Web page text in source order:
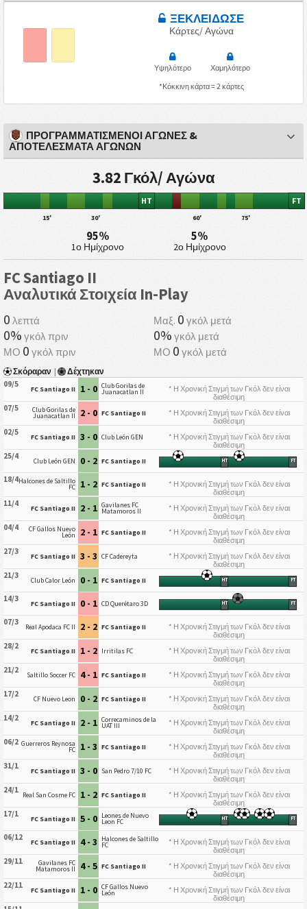
ΞΕΚΛΕΙΔΩΣΕ
Κάρτες/ Αγώνα
Υψηλότερο
Χαμηλότερο
*Κόκκινη κάρτα = 2 κάρτες
ΠΡΟΓΡΑΜΜΑΤΙΣΜΕΝΟΙ ΑΓΩΝΕΣ &
ΑΠΟΤΕΛΕΣΜΑΤΑ ΑΓΩΝΩΝ
3.82 Γκόλ/ Αγώνα
15' 30'
HT
60' 75'
FT
95%
1ο Ημίχρονο
5%
2ο Ημίχρονο
FC Santiago II
Αναλυτικά Στοιχεία In-Play
0 λεπτά Μαξ. 0 γκόλ μετά
0% γκόλ πριν 0% γκόλ μετά
ΜΟ 0 γκόλ πριν ΜΟ 0 γκόλ μετά
Σκόραραν | Δέχτηκαν
09/5 FC Santiago II 1 - 0 Club Gorilas de
Juanacatlan II
* Η Χρονική Στιγμή των Γκόλ δεν είναι
διαθέσιμη
07/5
Club Gorilas de
Juanacatlan II 2 - 0 FC Santiago II
* Η Χρονική Στιγμή των Γκόλ δεν είναι
διαθέσιμη
02/5
FC Santiago II 3 - 0 Club León GEN
* Η Χρονική Στιγμή των Γκόλ δεν είναι
διαθέσιμη
25/4
Club León GEN 0 - 2 FC Santiago II HT FT
18/4Halcones de Saltillo
FC 1 - 2 FC Santiago II
* Η Χρονική Στιγμή των Γκόλ δεν είναι
διαθέσιμη
11/4
FC Santiago II 2 - 1 Gavilanes FC
Matamoros II
* Η Χρονική Στιγμή των Γκόλ δεν είναι
διαθέσιμη
04/4
CF Gallos Nuevo
León 2 - 1 FC Santiago II
* Η Χρονική Στιγμή των Γκόλ δεν είναι
διαθέσιμη
27/3
FC Santiago II 3 - 3 CF Cadereyta
* Η Χρονική Στιγμή των Γκόλ δεν είναι
διαθέσιμη
21/3
Club Calor León 0 - 1 FC Santiago II HT FT
14/3 FC Santiago II 0 - 1 CD Querétaro 3D HT FT
07/3 Real Apodaca FC II 2 - 2 FC Santiago II
* Η Χρονική Στιγμή των Γκόλ δεν είναι
διαθέσιμη
28/2
FC Santiago II 1 - 2 Irritilas FC
* Η Χρονική Στιγμή των Γκόλ δεν είναι
διαθέσιμη
21/2
Saltillo Soccer FC 4 - 1 FC Santiago II
* Η Χρονική Στιγμή των Γκόλ δεν είναι
διαθέσιμη
17/2
CF Nuevo Leon 0 - 2 FC Santiago II
* Η Χρονική Στιγμή των Γκόλ δεν είναι
διαθέσιμη
14/2
FC Santiago II 2 - 1 Correcaminos de la
UAT III
* Η Χρονική Στιγμή των Γκόλ δεν είναι
διαθέσιμη
06/2 Guerreros Reynosa
FC 1 - 3 FC Santiago II
* Η Χρονική Στιγμή των Γκόλ δεν είναι
διαθέσιμη
31/1
FC Santiago II 3 - 0 San Pedro 7/10 FC
* Η Χρονική Στιγμή των Γκόλ δεν είναι
διαθέσιμη
24/1 Real San Cosme FC 1 - 2 FC Santiago II
* Η Χρονική Στιγμή των Γκόλ δεν είναι
διαθέσιμη
17/1
FC Santiago II 5 - 0 Leones de Nuevo
Leon FC HT FT
06/12 FC Santiago II 4 - 3 Halcones de Saltillo
FC
* Η Χρονική Στιγμή των Γκόλ δεν είναι
διαθέσιμη
29/11
Gavilanes FC
Matamoros II 4 - 5 FC Santiago II
* Η Χρονική Στιγμή των Γκόλ δεν είναι
διαθέσιμη
22/11
FC Santiago II 1 - 0 CF Gallos Nuevo
León
* Η Χρονική Στιγμή των Γκόλ δεν είναι
διαθέσιμη